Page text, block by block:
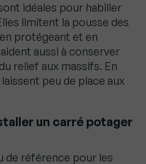
idéales pour habiller
limitent la pousse des
protégeant et en
aussi à conserver
relief aux massifs. En
peu de place aux
un carré potager
de référence pour les